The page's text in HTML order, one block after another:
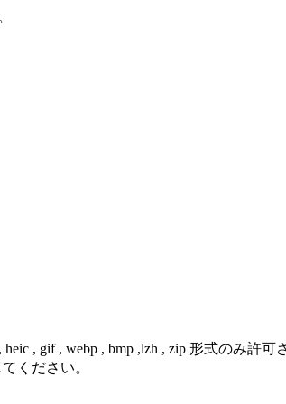
, gif , webp , bmp ,lzh , zip 形式のみ許可
ください。